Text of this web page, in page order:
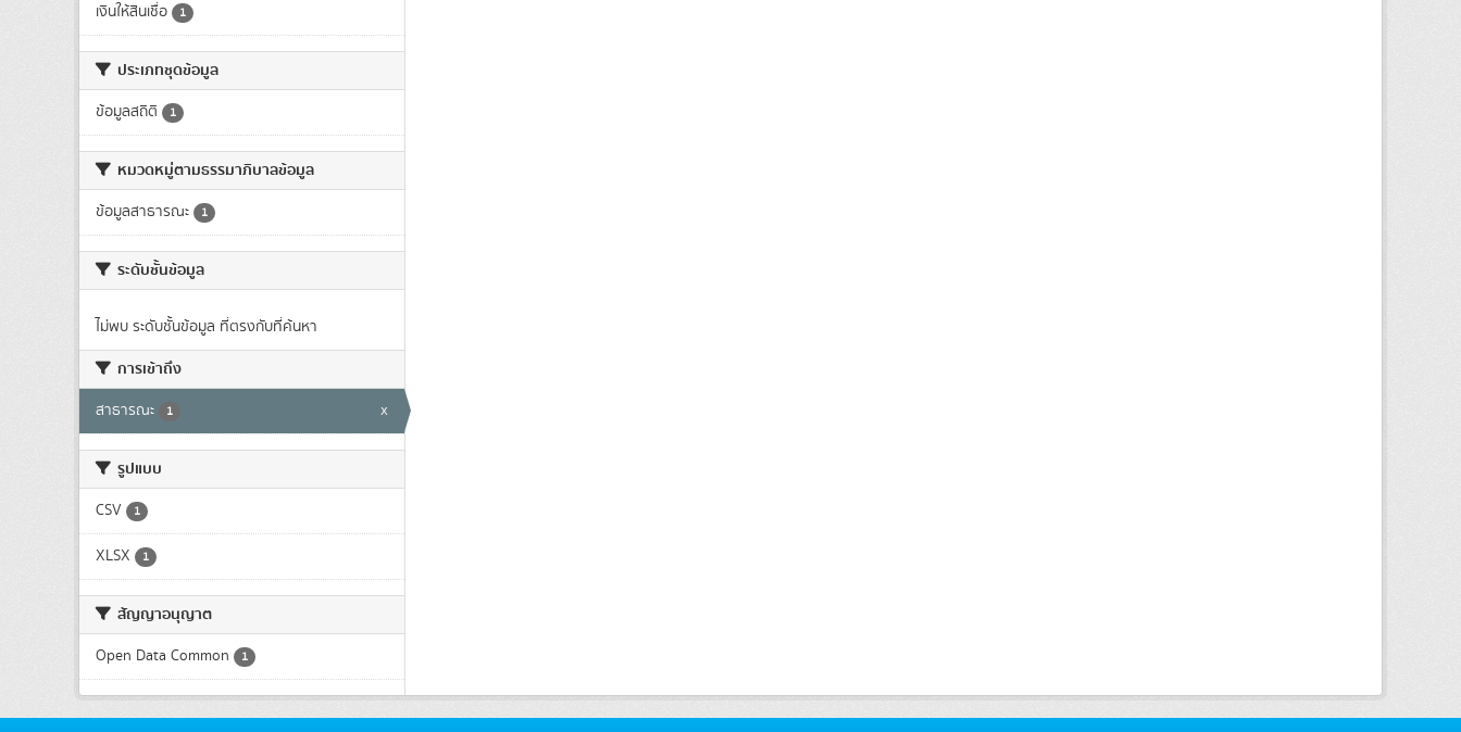
เงินให้สินเชื่อ 1
ประเภทชุดข้อมูล
ข้อมูลสถิติ 1
หมวดหมู่ตามธรรมาภิบาลข้อมูล
ข้อมูลสาธารณะ 1
ระดับชั้นข้อมูล
ไม่พบ ระดับชั้นข้อมูล ที่ตรงกับที่ค้นหา
การเข้าถึง
สาธารณะ 1 x
รูปแบบ
CSV 1
XLSX 1
สัญญาอนุญาต
Open Data Common 1